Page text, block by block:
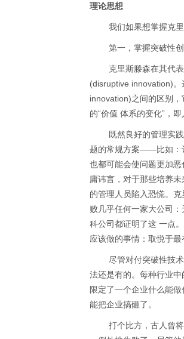
理论思想
我们如果想掌握克里
第一，掌握突破性创
克里斯滕森在其代表
(disruptive innovation)
innovation)之间的区别
的“价值 体系的变化”，
既然良好的管理实践
题的常规方案——比如：
也都可能会使问题更加
庸讳言，对于那些培养
的管理人员陷入恐慌。
败几乎任何一家大公司
科公司都证明了这 一点
应该做的事情：取悦于
尽管对付突破性技术
法还是有的。每种行业
限定了一个企业什么能
能把企业搞砸了。
打个比方，古人曾将